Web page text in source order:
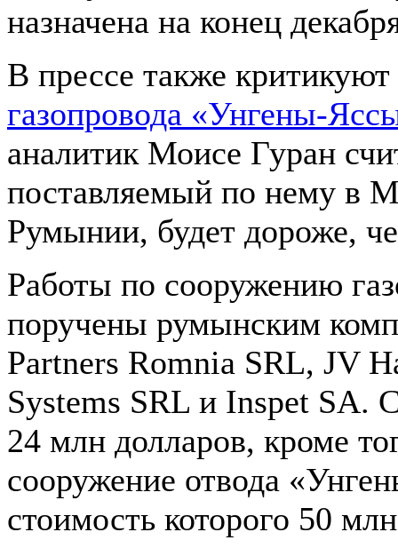
назначена на конец
В прессе также
газопровода «Унгены-
аналитик Моисе Гуран
поставляемый по нему в
Румынии, будет дороже,
Работы по сооружению
поручены румынским
Partners Romnia SRL, JV
Systems SRL и Inspet SA.
24 млн долларов, кроме
сооружение отвода
стоимость которого 50